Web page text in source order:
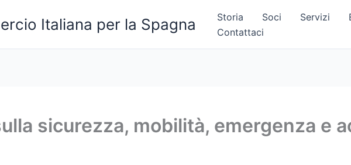
Italiana per la Spagna Storia Soci Servizi
Contattaci
sicurezza, mobilità, emergenza e